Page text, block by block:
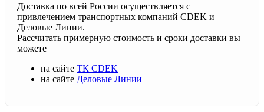
Доставка по всей России осуществляется с
привлечением транспортных компаний CDEK и
Деловые Линии.
Рассчитать примерную стоимость и сроки доставки вы
можете
на сайте ТК CDEK
на сайте Деловые Линии